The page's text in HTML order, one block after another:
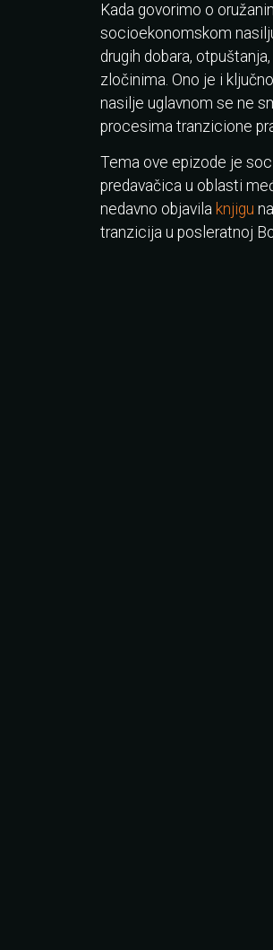
Kada govorimo o
socioekonomskom
drugih dobara,
zločinima. Ono je i
nasilje uglavnom se ne
procesima tranzicione
Tema ove epizode je
predavačica u oblasti
nedavno objavila knjigu
tranzicija u posleratnoj